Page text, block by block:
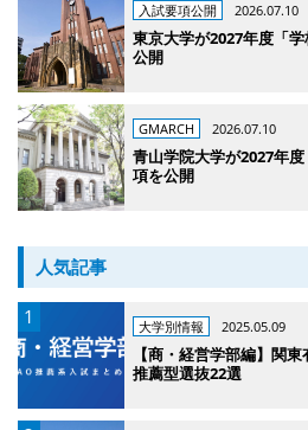
入試要項公開 2026.07.10
東京大学が2027年度「
公開
GMARCH 2026.07.10
青山学院大学が2027年
項を公開
人気記事
大学別情報 2025.05.09
【商・経営学部編】関
推薦型選抜22選